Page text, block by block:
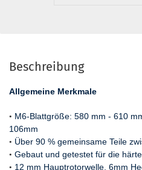
Beschreibung
Allgemeine Merkmale
• M6-Blattgröße: 580 mm - 610
106mm
• Über 90 % gemeinsame Teile
• Gebaut und getestet für die
• 12 mm Hauptrotorwelle, 6mm